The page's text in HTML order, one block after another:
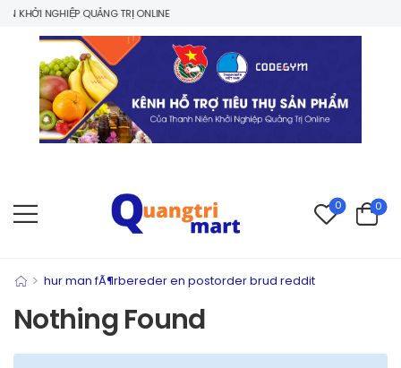
KHỞI NGHIỆP QUẢNG TRỊ ONLINE
0 0
> hur man fÃ¶rbereder en postorder brud reddit
Nothing Found